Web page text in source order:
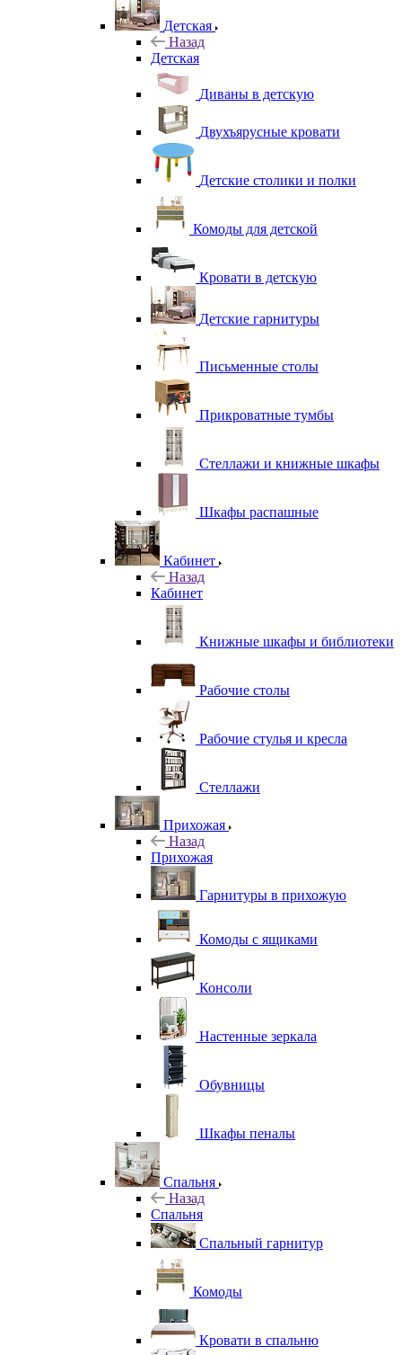
Детская
Назад
Детская
Диваны в детскую
Двухъярусные кровати
Детские столики и полки
Комоды для детской
Кровати в детскую
Детские гарнитуры
Письменные столы
Прикроватные тумбы
Стеллажи и книжные шкафы
Шкафы распашные
Кабинет
Назад
Кабинет
Книжные шкафы и библиотеки
Рабочие столы
Рабочие стулья и кресла
Стеллажи
Прихожая
Назад
Прихожая
Гарнитуры в прихожую
Комоды с ящиками
Консоли
Настенные зеркала
Обувницы
Шкафы пеналы
Спальня
Назад
Спальня
Спальный гарнитур
Комоды
Кровати в спальню